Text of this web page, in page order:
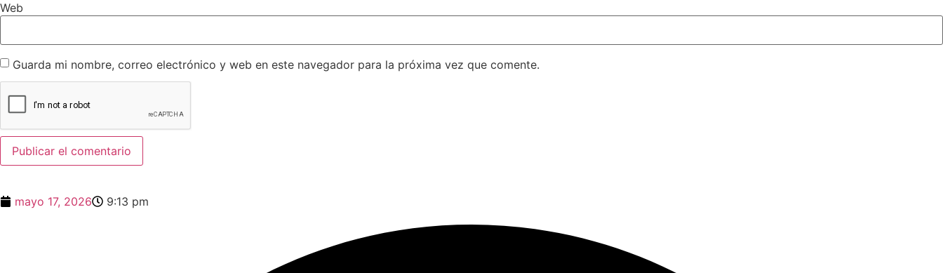
Web
Guarda mi nombre, correo electrónico y web en este navegador para la próxima vez que comente.
mayo 17, 2026 9:13 pm